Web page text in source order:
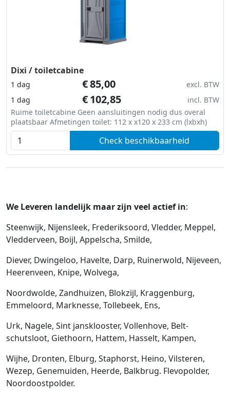
Dixi / toiletcabine
1 dag €85,00
excl. BTW
1 dag
€102,85
incl. BTW
Ruime toiletcabine Geen aansluitingen nodig dus overal
plaatsbaar Afmetingen toilet: 112 x x120 x 233 cm (lxbxh)
Check beschikbaarheid
We Leveren landelijk maar zijn veel actief in:
Steenwijk, Nijensleek, Frederiksoord, Vledder, Meppel,
Vledderveen, Boijl, Appelscha, Smilde,
Diever, Dwingeloo, Havelte, Darp, Ruinerwold, Nijeveen,
Heerenveen, Knipe, Wolvega,
Noordwolde, Zandhuizen, Blokzijl, Kraggenburg,
Emmeloord, Marknesse, Tollebeek, Ens,
Urk, Nagele, Sint jansklooster, Vollenhove, Belt-
schutsloot, Giethoorn, Hattem, Hasselt, Kampen,
Wijhe, Dronten, Elburg, Staphorst, Heino, Vilsteren,
Wezep, Genemuiden, Heerde, Balkbrug. Flevopolder,
Noordoostpolder.